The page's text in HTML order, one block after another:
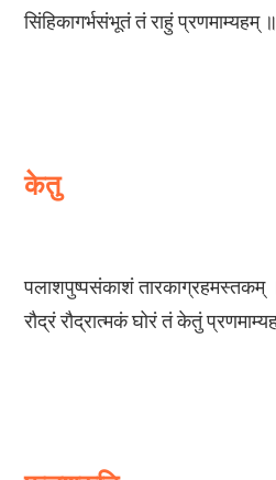
सिंहिकागर्भसंभूतं तं राहुं प्रणमाम्यहम्
केतु
पलाशपुष्पसंकाशं तारकाग्रहमस्तकम्
रौद्रं रौद्रात्मकं घोरं तं केतुं